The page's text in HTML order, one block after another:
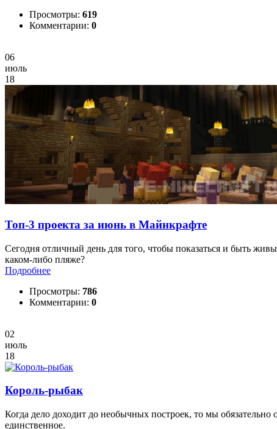
Просмотры: 619
Комментарии: 0
06
июль
18
Топ-3 проекта за июнь в Майнкрафте
Сегодня отличный день для того, чтобы показаться и быть
каком-либо пляже?
Подробнее
Просмотры: 786
Комментарии: 0
02
июль
18
Король-рыбак
Когда дело доходит до необычных построек, то мы
единственное.